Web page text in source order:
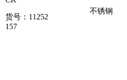
货号：11252
157
不锈钢